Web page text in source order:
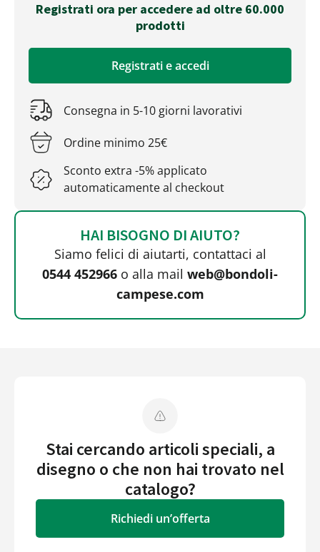
Registrati ora per accedere ad oltre 60.000
prodotti
Registrati e accedi
Consegna in 5-10 giorni lavorativi
Ordine minimo 25€
Sconto extra -5% applicato
automaticamente al checkout
HAI BISOGNO DI AIUTO?
Siamo felici di aiutarti, contattaci al
0544 452966 o alla mail web@bondoli-
campese.com
Stai cercando articoli speciali, a
disegno o che non hai trovato nel
catalogo?
Richiedi un’offerta